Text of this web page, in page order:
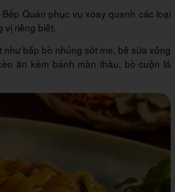
Quán phục vụ xoay quanh các loại
vị riêng biệt.
như bắp bò nhúng sốt me, bê sữa xông
ăn kèm bánh màn thầu, bò cuộn lá